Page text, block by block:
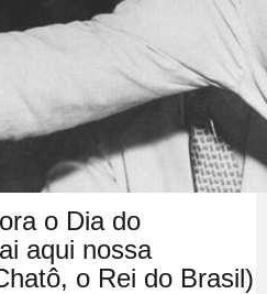
o Dia do
aqui nossa
o Rei do Brasil)